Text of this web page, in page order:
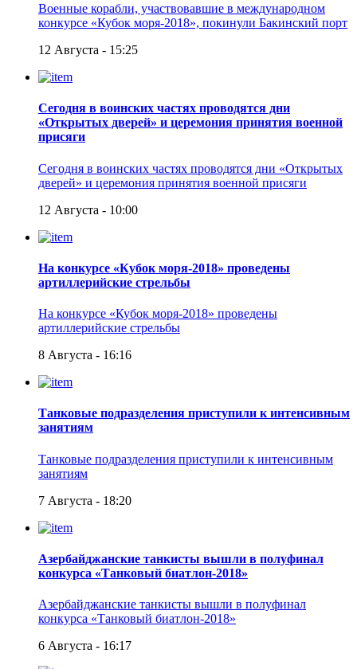
Военные корабли, участвовавшие в международном
конкурсе «Кубок моря-2018», покинули Бакинский порт
12 Августа - 15:25
Сегодня в воинских частях проводятся дни
«Открытых дверей» и церемония принятия военной
присяги
Сегодня в воинских частях проводятся дни «Открытых
дверей» и церемония принятия военной присяги
12 Августа - 10:00
На конкурсе «Кубок моря-2018» проведены
артиллерийские стрельбы
На конкурсе «Кубок моря-2018» проведены
артиллерийские стрельбы
8 Августа - 16:16
Танковые подразделения приступили к интенсивным
занятиям
Танковые подразделения приступили к интенсивным
занятиям
7 Августа - 18:20
Азербайджанские танкисты вышли в полуфинал
конкурса «Танковый биатлон-2018»
Азербайджанские танкисты вышли в полуфинал
конкурса «Танковый биатлон-2018»
6 Августа - 16:17